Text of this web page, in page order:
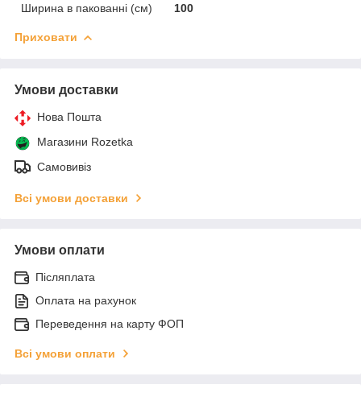
Ширина в пакованні (см)
100
Приховати
Умови доставки
Нова Пошта
Магазини Rozetka
Самовивіз
Всі умови доставки
Умови оплати
Післяплата
Оплата на рахунок
Переведення на карту ФОП
Всі умови оплати